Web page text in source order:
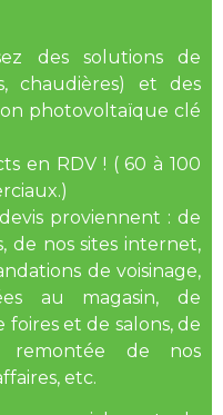
des solutions de
chaudières) et des
photovoltaïque clé
en RDV ! ( 60 à 100
proviennent : de
de nos sites internet,
de voisinage,
au magasin, de
et de salons, de
remontée de nos
etc.